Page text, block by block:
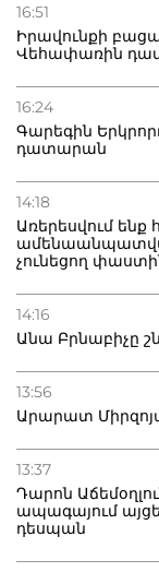
16:51
Իրավունքի
Վեհափառին
16:24
Գարեգին
դատարան
14:18
Առերեսվում
չունեցող
14:16
Անա Բրնաբիչը
13:56
Արարատ
13:37
Դարոն
ապագայում
դեսպան